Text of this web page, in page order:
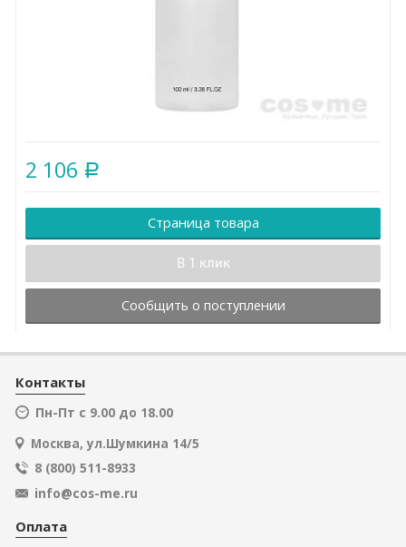
2 106 Р
Страница товара
В 1 клик
Сообщить о поступлении
Контакты
Пн-Пт с 9.00 до 18.00
Москва, ул.Шумкина 14/5
8 (800) 511-8933
info@cos-me.ru
Оплата